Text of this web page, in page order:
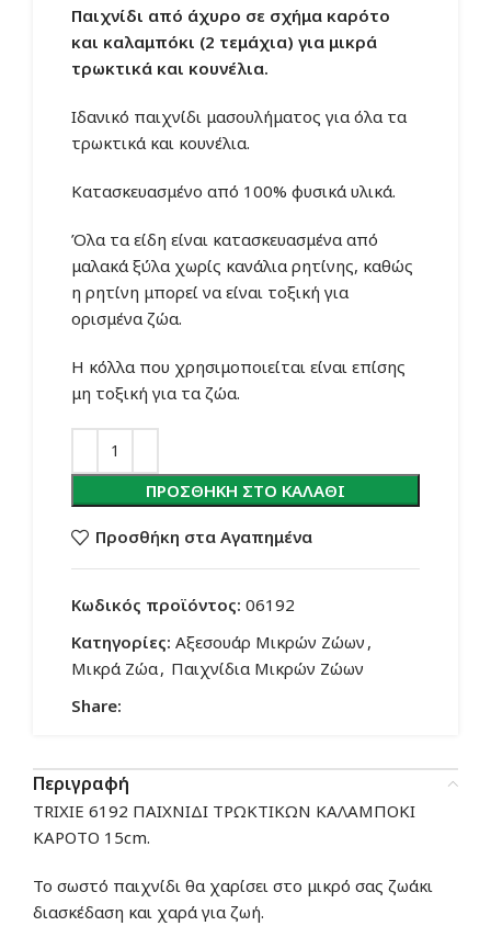
was:
3.60€.
τιμή
είναι:
3.20€.
Παιχνίδι από άχυρο σε σχήμα καρότο
και καλαμπόκι (2 τεμάχια) για μικρά
τρωκτικά και κουνέλια.
Ιδανικό παιχνίδι μασουλήματος για όλα τα
τρωκτικά και κουνέλια.
Κατασκευασμένο από 100% φυσικά υλικά.
Όλα τα είδη είναι κατασκευασμένα από
μαλακά ξύλα χωρίς κανάλια ρητίνης, καθώς
η ρητίνη μπορεί να είναι τοξική για
ορισμένα ζώα.
Η κόλλα που χρησιμοποιείται είναι επίσης
μη τοξική για τα ζώα.
ΠΡΟΣΘΉΚΗ ΣΤΟ ΚΑΛΆΘΙ
Προσθήκη στα Αγαπημένα
Κωδικός προϊόντος: 06192
Κατηγορίες: Αξεσουάρ Μικρών Ζώων ,
Μικρά Ζώα, Παιχνίδια Μικρών Ζώων
Share:
Περιγραφή
TRIXIE 6192 ΠΑΙΧΝΙΔΙ ΤΡΩΚΤΙΚΩΝ ΚΑΛΑΜΠΟΚΙ
ΚΑΡΟΤΟ 15cm.
Το σωστό παιχνίδι θα χαρίσει στο μικρό σας ζωάκι
διασκέδαση και χαρά για ζωή.